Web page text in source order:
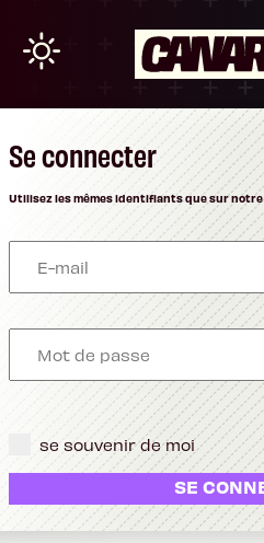
Se connecter
Utilisez les mêmes identifiants que sur notre
se souvenir de moi
SE